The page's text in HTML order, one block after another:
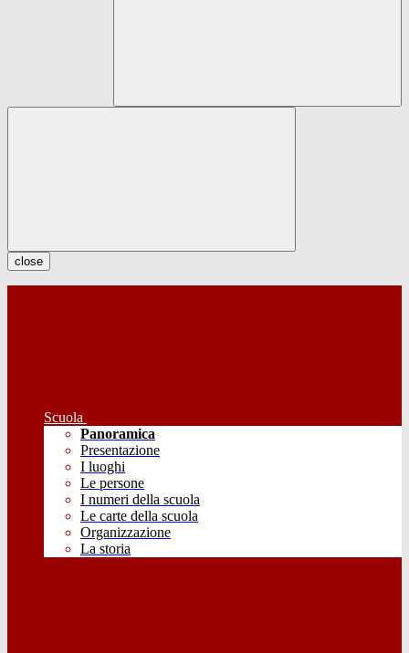
close
Scuola
Panoramica
Presentazione
I luoghi
Le persone
I numeri della scuola
Le carte della scuola
Organizzazione
La storia